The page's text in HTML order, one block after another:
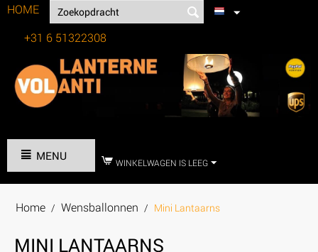
HOME
+31 6 51322308
MENU WINKELWAGEN IS LEEG
Home / Wensballonnen / Mini Lantaarns
MINI LANTAARNS